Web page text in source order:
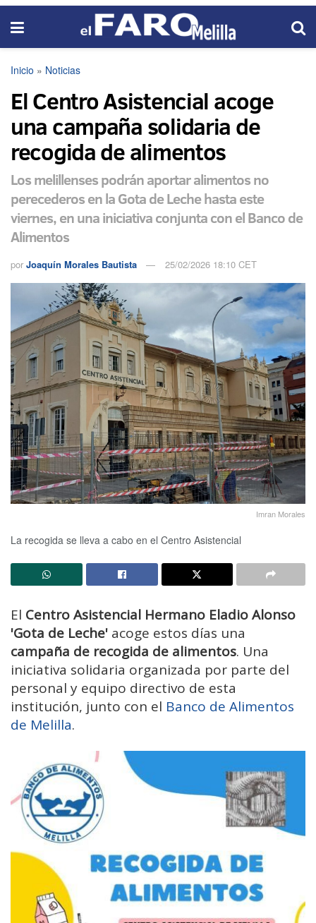
Inicio » Noticias
El Centro Asistencial acoge
una campaña solidaria de
recogida de alimentos
Los melillenses podrán aportar alimentos no
perecederos en la Gota de Leche hasta este
viernes, en una iniciativa conjunta con el Banco de
Alimentos
por Joaquín Morales Bautista 25/02/2026 18:10 CET
Imran Morales
La recogida se lleva a cabo en el Centro Asistencial
El Centro Asistencial Hermano Eladio Alonso
'Gota de Leche' acoge estos días una
campaña de recogida de alimentos. Una
iniciativa solidaria organizada por parte del
personal y equipo directivo de esta
institución, junto con el Banco de Alimentos
de Melilla.